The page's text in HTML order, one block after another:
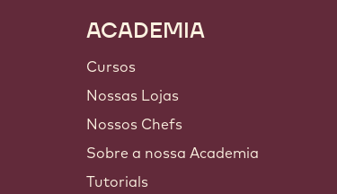
ACADEMIA
Cursos
Nossas Lojas
Nossos Chefs
Sobre a nossa Academia
Tutorials